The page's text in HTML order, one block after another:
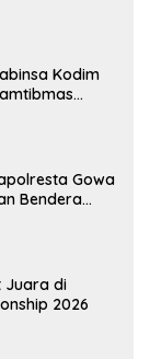
Kodim
Gowa
Bendera
Juara di
2026